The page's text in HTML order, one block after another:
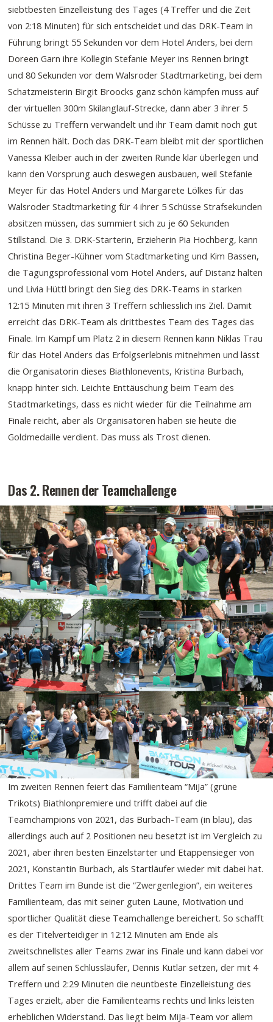
siebtbesten Einzelleistung des Tages (4 Treffer und die Zeit
von 2:18 Minuten) für sich entscheidet und das DRK-Team in
Führung bringt 55 Sekunden vor dem Hotel Anders, bei dem
Doreen Garn ihre Kollegin Stefanie Meyer ins Rennen bringt
und 80 Sekunden vor dem Walsroder Stadtmarketing, bei dem
Schatzmeisterin Birgit Broocks ganz schön kämpfen muss auf
der virtuellen 300m Skilanglauf-Strecke, dann aber 3 ihrer 5
Schüsse zu Treffern verwandelt und ihr Team damit noch gut
im Rennen hält. Doch das DRK-Team bleibt mit der sportlichen
Vanessa Kleiber auch in der zweiten Runde klar überlegen und
kann den Vorsprung auch deswegen ausbauen, weil Stefanie
Meyer für das Hotel Anders und Margarete Lölkes für das
Walsroder Stadtmarketing für 4 ihrer 5 Schüsse Strafsekunden
absitzen müssen, das summiert sich zu je 60 Sekunden
Stillstand. Die 3. DRK-Starterin, Erzieherin Pia Hochberg, kann
Christina Beger-Kühner vom Stadtmarketing und Kim Bassen,
die Tagungsprofessional vom Hotel Anders, auf Distanz halten
und Livia Hüttl bringt den Sieg des DRK-Teams in starken
12:15 Minuten mit ihren 3 Treffern schliesslich ins Ziel. Damit
erreicht das DRK-Team als drittbestes Team des Tages das
Finale. Im Kampf um Platz 2 in diesem Rennen kann Niklas Trau
für das Hotel Anders das Erfolgserlebnis mitnehmen und lässt
die Organisatorin dieses Biathlonevents, Kristina Burbach,
knapp hinter sich. Leichte Enttäuschung beim Team des
Stadtmarketings, dass es nicht wieder für die Teilnahme am
Finale reicht, aber als Organisatoren haben sie heute die
Goldmedaille verdient. Das muss als Trost dienen.
Das 2. Rennen der Teamchallenge
Im zweiten Rennen feiert das Familienteam “MiJa” (grüne
Trikots) Biathlonpremiere und trifft dabei auf die
Teamchampions von 2021, das Burbach-Team (in blau), das
allerdings auch auf 2 Positionen neu besetzt ist im Vergleich zu
2021, aber ihren besten Einzelstarter und Etappensieger von
2021, Konstantin Burbach, als Startläufer wieder mit dabei hat.
Drittes Team im Bunde ist die “Zwergenlegion”, ein weiteres
Familienteam, das mit seiner guten Laune, Motivation und
sportlicher Qualität diese Teamchallenge bereichert. So schafft
es der Titelverteidiger in 12:12 Minuten am Ende als
zweitschnellstes aller Teams zwar ins Finale und kann dabei vor
allem auf seinen Schlussläufer, Dennis Kutlar setzen, der mit 4
Treffern und 2:29 Minuten die neuntbeste Einzelleistung des
Tages erzielt, aber die Familienteams rechts und links leisten
erheblichen Widerstand. Das liegt beim MiJa-Team vor allem